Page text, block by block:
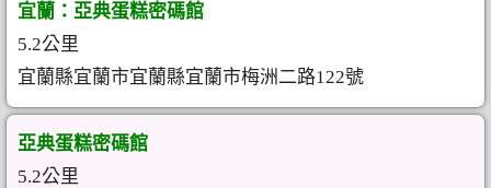
宜蘭：亞典蛋糕密碼館
5.2公里
宜蘭縣宜蘭市宜蘭縣宜蘭市梅洲二路122號
亞典蛋糕密碼館
5.2公里